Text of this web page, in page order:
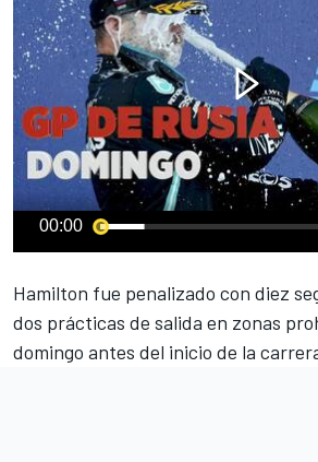
00:00
Hamilton fue penalizado con diez
dos prácticas de salida en zonas
domingo antes del inicio de la